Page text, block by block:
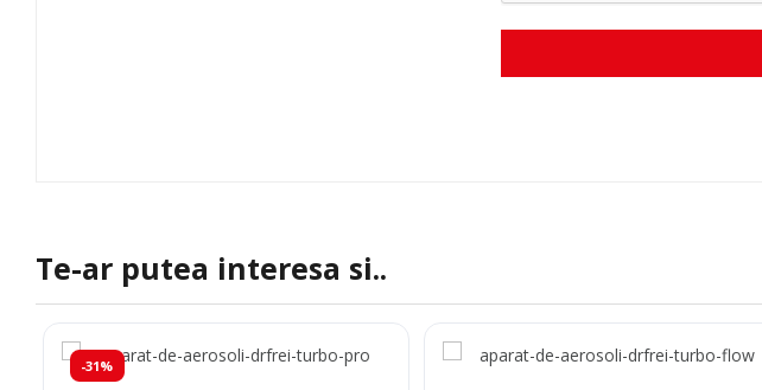
Te-ar putea interesa si..
-31%